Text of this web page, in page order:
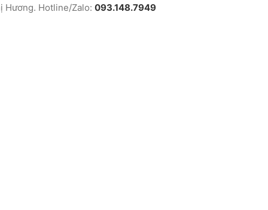
Hương. Hotline/Zalo: 093.148.7949